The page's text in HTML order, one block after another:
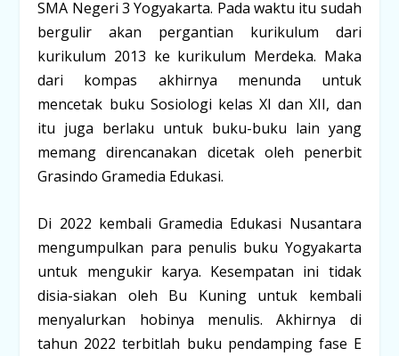
SMA Negeri 3 Yogyakarta. Pada waktu itu sudah
bergulir akan pergantian kurikulum dari
kurikulum 2013 ke kurikulum Merdeka. Maka
dari kompas akhirnya menunda untuk
mencetak buku Sosiologi kelas XI dan XII, dan
itu juga berlaku untuk buku-buku lain yang
memang direncanakan dicetak oleh penerbit
Grasindo Gramedia Edukasi.
Di 2022 kembali Gramedia Edukasi Nusantara
mengumpulkan para penulis buku Yogyakarta
untuk mengukir karya. Kesempatan ini tidak
disia-siakan oleh Bu Kuning untuk kembali
menyalurkan hobinya menulis. Akhirnya di
tahun 2022 terbitlah buku pendamping fase E